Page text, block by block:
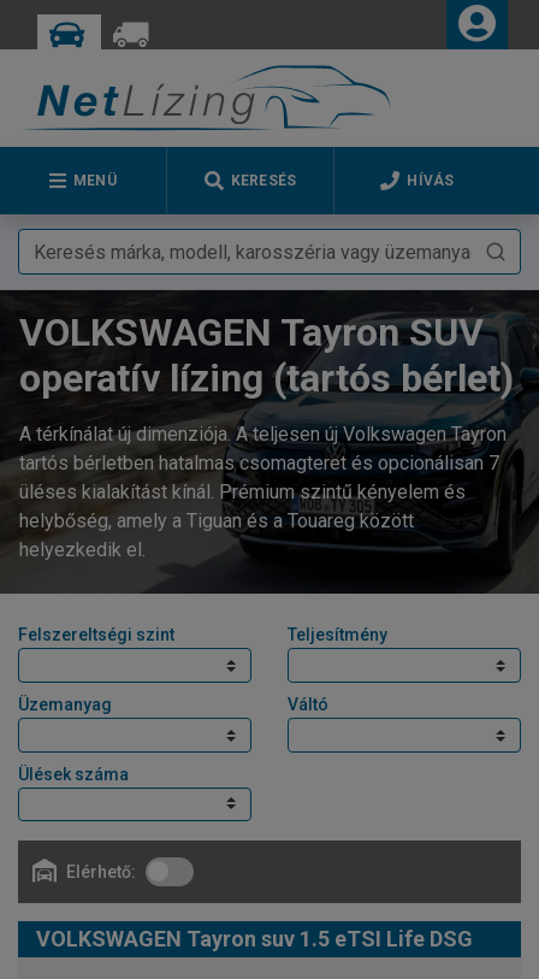
MENÜ KERESÉS HÍVÁS
VOLKSWAGEN Tayron SUV
operatív lízing (tartós bérlet)
A térkínálat új dimenziója. A teljesen új Volkswagen Tayron
tartós bérletben hatalmas csomagteret és opcionálisan 7
üléses kialakítást kínál. Prémium szintű kényelem és
helybőség, amely a Tiguan és a Touareg között
helyezkedik el.
Felszereltségi szint Teljesítmény
Üzemanyag Váltó
Ülések száma
Elérhető:
VOLKSWAGEN Tayron suv 1.5 eTSI Life DSG